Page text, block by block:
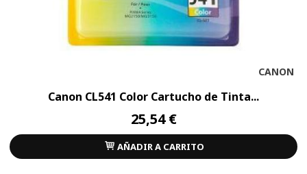
CANON
Canon CL541 Color Cartucho de Tinta...
25,54 €
AÑADIR A CARRITO